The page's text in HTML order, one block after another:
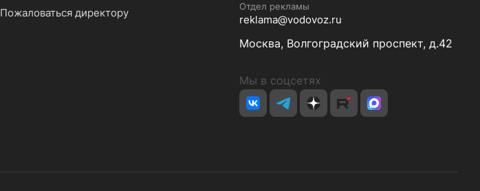
Пожаловаться директору
Отдел рекламы
reklama@vodovoz.ru
Москва, Волгоградский проспект, д.42
Мы в соцсетях